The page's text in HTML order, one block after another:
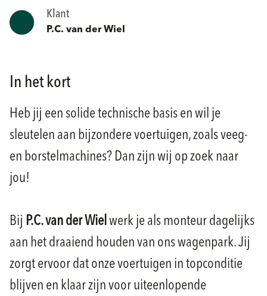
Klant
P.C. van der Wiel
In het kort
Heb jij een solide technische basis en wil je
sleutelen aan bijzondere voertuigen, zoals veeg-
en borstelmachines? Dan zijn wij op zoek naar
jou!
Bij P.C. van der Wielwerk je als monteur dagelijks
aan het draaiend houden van ons wagenpark. Jij
zorgt ervoor dat onze voertuigen in topconditie
blijven en klaar zijn voor uiteenlopende